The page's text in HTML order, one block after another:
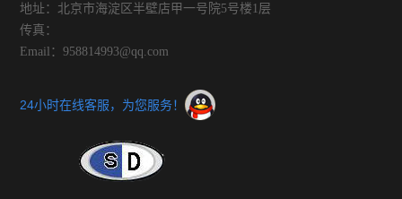
地址：北京市海淀区半壁店甲一号院5号楼1层
传真：
Email：958814993@qq.com
24小时在线客服，为您服务！